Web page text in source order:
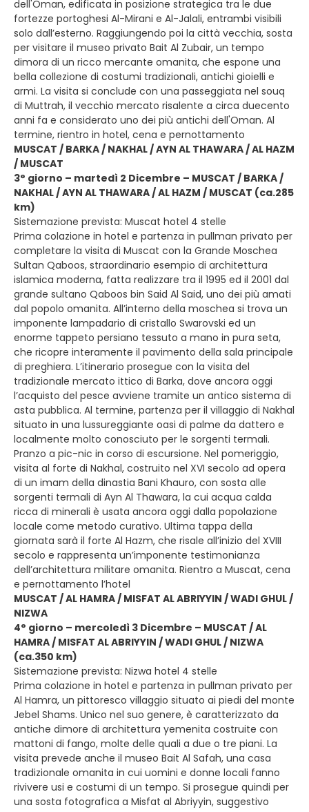
dell'Oman, edificata in posizione strategica tra le due
fortezze portoghesi Al-Mirani e Al-Jalali, entrambi visibili
solo dall’esterno. Raggiungendo poi la città vecchia, sosta
per visitare il museo privato Bait Al Zubair, un tempo
dimora di un ricco mercante omanita, che espone una
bella collezione di costumi tradizionali, antichi gioielli e
armi. La visita si conclude con una passeggiata nel souq
di Muttrah, il vecchio mercato risalente a circa duecento
anni fa e considerato uno dei più antichi dell'Oman. Al
termine, rientro in hotel, cena e pernottamento
MUSCAT / BARKA / NAKHAL / AYN AL THAWARA / AL HAZM
/ MUSCAT
3° giorno – martedì 2 Dicembre – MUSCAT / BARKA /
NAKHAL / AYN AL THAWARA / AL HAZM / MUSCAT (ca.285
km)
Sistemazione prevista: Muscat hotel 4 stelle
Prima colazione in hotel e partenza in pullman privato per
completare la visita di Muscat con la Grande Moschea
Sultan Qaboos, straordinario esempio di architettura
islamica moderna, fatta realizzare tra il 1995 ed il 2001 dal
grande sultano Qaboos bin Said Al Said, uno dei più amati
dal popolo omanita. All’interno della moschea si trova un
imponente lampadario di cristallo Swarovski ed un
enorme tappeto persiano tessuto a mano in pura seta,
che ricopre interamente il pavimento della sala principale
di preghiera. L’itinerario prosegue con la visita del
tradizionale mercato ittico di Barka, dove ancora oggi
l’acquisto del pesce avviene tramite un antico sistema di
asta pubblica. Al termine, partenza per il villaggio di Nakhal
situato in una lussureggiante oasi di palme da dattero e
localmente molto conosciuto per le sorgenti termali.
Pranzo a pic-nic in corso di escursione. Nel pomeriggio,
visita al forte di Nakhal, costruito nel XVI secolo ad opera
di un imam della dinastia Bani Khauro, con sosta alle
sorgenti termali di Ayn Al Thawara, la cui acqua calda
ricca di minerali è usata ancora oggi dalla popolazione
locale come metodo curativo. Ultima tappa della
giornata sarà il forte Al Hazm, che risale all’inizio del XVIII
secolo e rappresenta un’imponente testimonianza
dell’architettura militare omanita. Rientro a Muscat, cena
e pernottamento l’hotel
MUSCAT / AL HAMRA / MISFAT AL ABRIYYIN / WADI GHUL /
NIZWA
4° giorno – mercoledì 3 Dicembre – MUSCAT / AL
HAMRA / MISFAT AL ABRIYYIN / WADI GHUL / NIZWA
(ca.350 km)
Sistemazione prevista: Nizwa hotel 4 stelle
Prima colazione in hotel e partenza in pullman privato per
Al Hamra, un pittoresco villaggio situato ai piedi del monte
Jebel Shams. Unico nel suo genere, è caratterizzato da
antiche dimore di architettura yemenita costruite con
mattoni di fango, molte delle quali a due o tre piani. La
visita prevede anche il museo Bait Al Safah, una casa
tradizionale omanita in cui uomini e donne locali fanno
rivivere usi e costumi di un tempo. Si prosegue quindi per
una sosta fotografica a Misfat al Abriyyin, suggestivo